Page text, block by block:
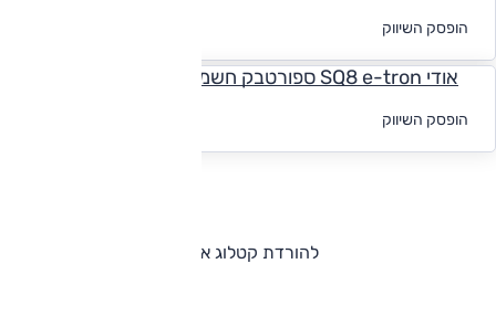
הופסק השיווק
אודי SQ8 e-tron ספורטבק חשמלי, 4x4
הופסק השיווק
להורדת קטלוג אודי Q8 e-tron ספורטבק